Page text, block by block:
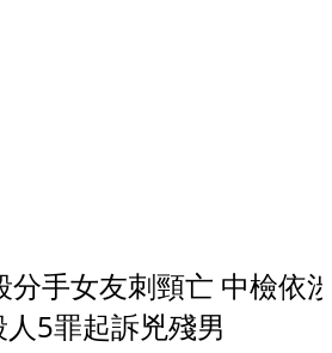
分手女友刺頸亡 中檢依
5罪起訴兇殘男